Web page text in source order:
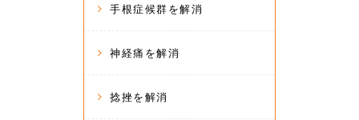
手根症候群を解消
神経痛を解消
捻挫を解消